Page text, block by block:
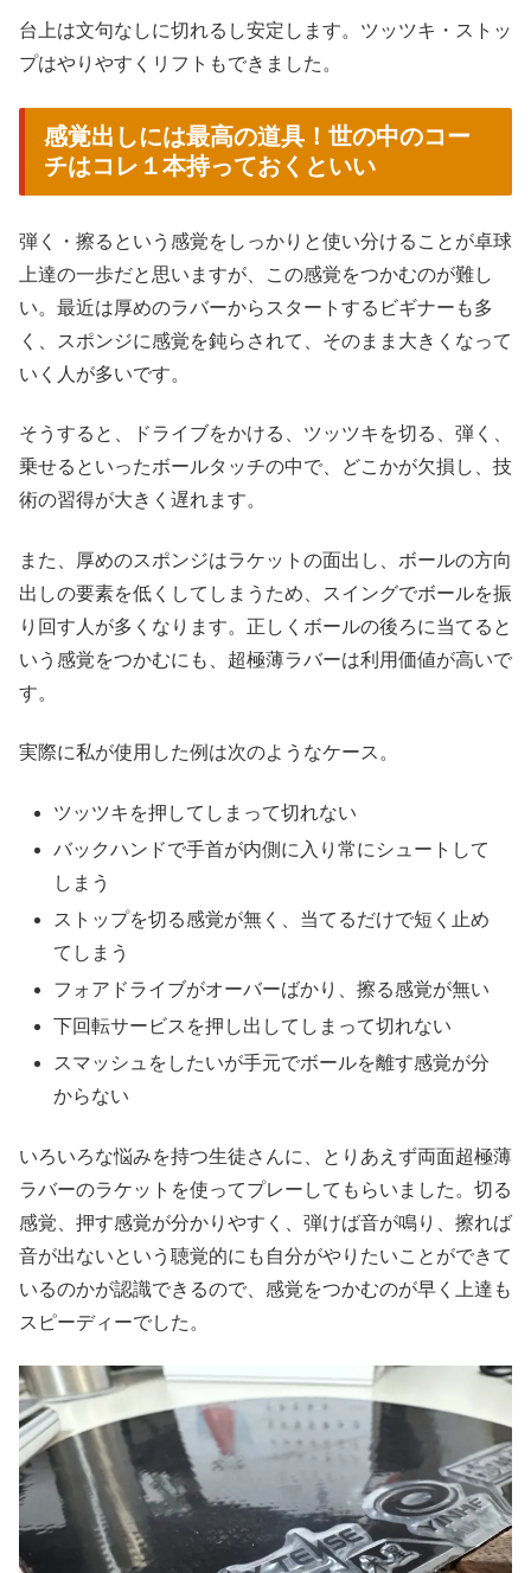
台上は文句なしに切れるし安定します。ツッツキ・ストッ
プはやりやすくリフトもできました。
感覚出しには最高の道具！世の中のコー
チはコレ１本持っておくといい
弾く・擦るという感覚をしっかりと使い分けることが卓球
上達の一歩だと思いますが、この感覚をつかむのが難し
い。最近は厚めのラバーからスタートするビギナーも多
く、スポンジに感覚を鈍らされて、そのまま大きくなって
いく人が多いです。
そうすると、ドライブをかける、ツッツキを切る、弾く、
乗せるといったボールタッチの中で、どこかが欠損し、技
術の習得が大きく遅れます。
また、厚めのスポンジはラケットの面出し、ボールの方向
出しの要素を低くしてしまうため、スイングでボールを振
り回す人が多くなります。正しくボールの後ろに当てると
いう感覚をつかむにも、超極薄ラバーは利用価値が高いで
す。
実際に私が使用した例は次のようなケース。
ツッツキを押してしまって切れない
バックハンドで手首が内側に入り常にシュートして
しまう
ストップを切る感覚が無く、当てるだけで短く止め
てしまう
フォアドライブがオーバーばかり、擦る感覚が無い
下回転サービスを押し出してしまって切れない
スマッシュをしたいが手元でボールを離す感覚が分
からない
いろいろな悩みを持つ生徒さんに、とりあえず両面超極薄
ラバーのラケットを使ってプレーしてもらいました。切る
感覚、押す感覚が分かりやすく、弾けば音が鳴り、擦れば
音が出ないという聴覚的にも自分がやりたいことができて
いるのかが認識できるので、感覚をつかむのが早く上達も
スピーディーでした。